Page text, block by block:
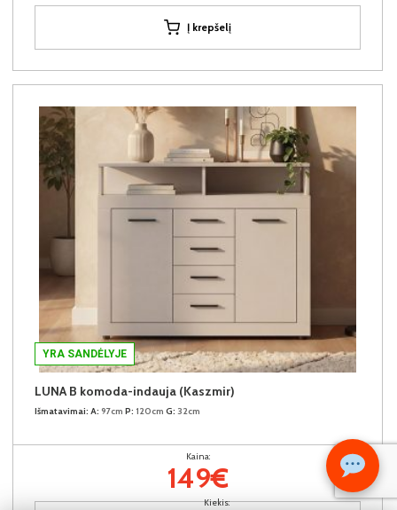
Kiekis:
Į krepšelį
YRA SANDĖLYJE
LUNA B komoda-indauja (Kaszmir)
Išmatavimai: A: 97cm P: 120cm G: 32cm
Kaina:
149€